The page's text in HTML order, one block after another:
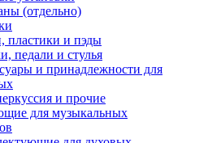
(отдельно)
пластики и пэды
педали и стулья
и принадлежности для
и прочие
для музыкальных